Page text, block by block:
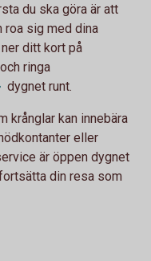
du ska göra är att
roa sig med dina
ditt kort på
ringa
dygnet runt.
krånglar kan innebära
eller
är öppen dygnet
din resa som